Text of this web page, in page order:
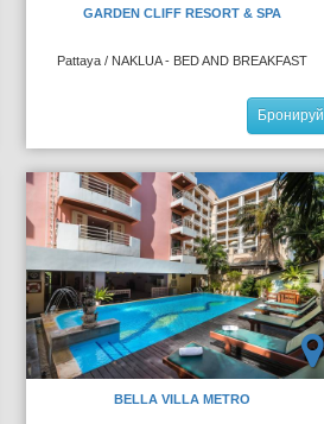
GARDEN CLIFF RESORT & SPA
Pattaya / NAKLUA - BED AND BREAKFAST
Бронируй
BELLA VILLA METRO